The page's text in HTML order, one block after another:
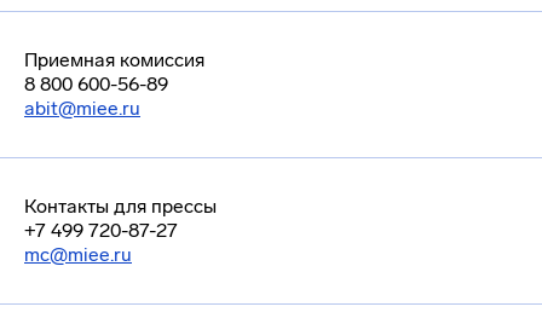
Приемная комиссия
8 800 600-56-89
abit@miee.ru
Контакты для прессы
+7 499 720-87-27
mc@miee.ru